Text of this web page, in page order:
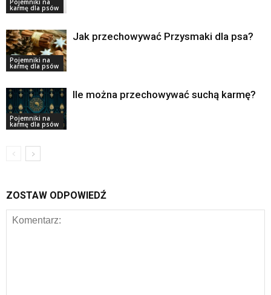
Pojemniki na
karmę dla psów
Pojemniki na
karmę dla psów
Jak przechowywać Przysmaki dla psa?
Pojemniki na
karmę dla psów
Ile można przechowywać suchą karmę?
ZOSTAW ODPOWIEDŹ